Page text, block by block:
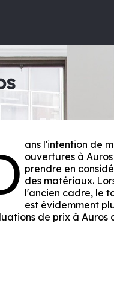
ans l'intention de
ouvertures à
prendre en
des matériaux.
l'ancien cadre, le
est évidemment
de prix à Auros